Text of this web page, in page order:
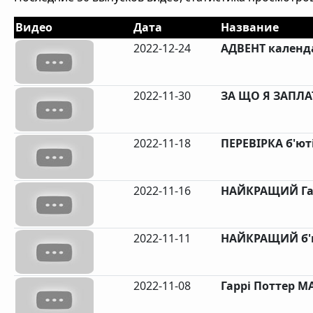
Видео
Дата
Название
2022-12-24
АДВЕНТ
2022-11-30 ЗА ЩО Я
2022-11-18 ПЕРЕВІРКА
2022-11-16 НАЙКРАЩИЙ
2022-11-11 НАЙКРАЩИЙ
2022-11-08 Гаррі Поттер